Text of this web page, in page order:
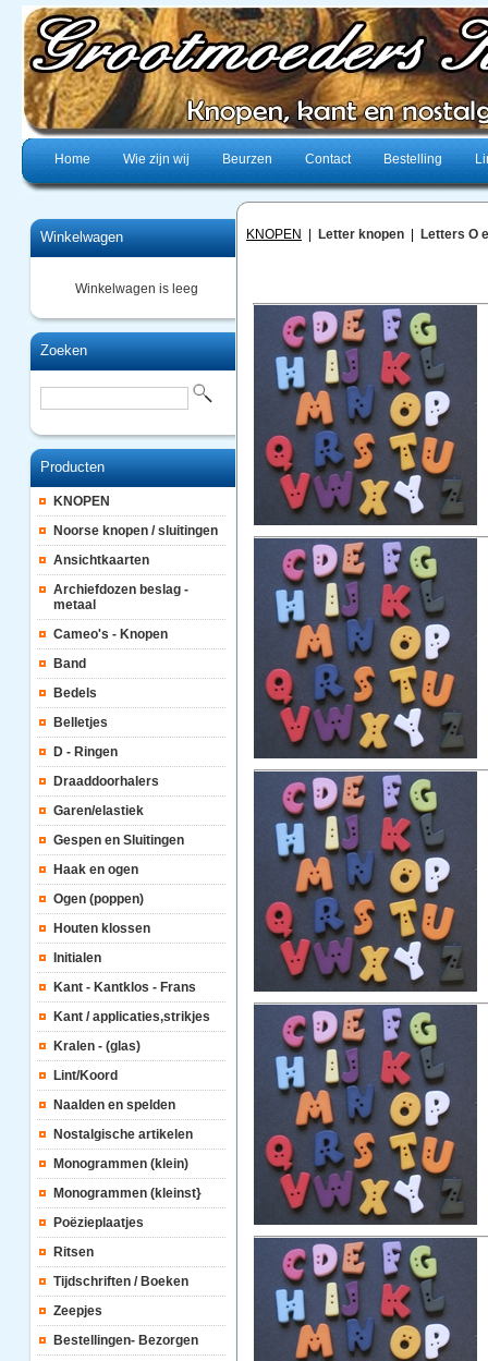
Home Wie zijn wij Beurzen Contact Bestelling
Winkelwagen
Winkelwagen is leeg
Zoeken
Producten
KNOPEN
Noorse knopen / sluitingen
Ansichtkaarten
Archiefdozen beslag -
metaal
Cameo's - Knopen
Band
Bedels
Belletjes
D - Ringen
Draaddoorhalers
Garen/elastiek
Gespen en Sluitingen
Haak en ogen
Ogen (poppen)
Houten klossen
Initialen
Kant - Kantklos - Frans
Kant / applicaties,strikjes
Kralen - (glas)
Lint/Koord
Naalden en spelden
Nostalgische artikelen
Monogrammen (klein)
Monogrammen (kleinst}
Poëzieplaatjes
Ritsen
Tijdschriften / Boeken
Zeepjes
Bestellingen- Bezorgen
KNOPEN Letter knopen Letters O